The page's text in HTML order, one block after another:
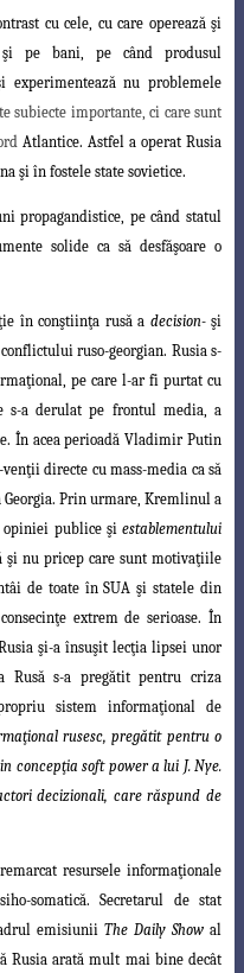
cu cele, cu care operează şi
pe bani, pe când produsul
experimentează nu problemele
subiecte importante, ci care sunt
Atlantice. Astfel a operat Rusia
şi în fostele state sovietice.
propagandistice, pe când statul
solide ca să desfăşoare o
în conştiinţa rusă a decision-şi
ruso-georgian. Rusia s-
pe care l-ar fi purtat cu
s-a derulat pe frontul media, a
În acea perioadă Vladimir Putin
venţii directe cu mass-media ca să
Prin urmare, Kremlinul a
opiniei publice şiestablementului
nu pricep care sunt motivaţiile
de toate în SUA şi statele din
extrem de serioase. În
şi-a însuşit lecţia lipsei unor
Rusă s-a pregătit pentru criza
sistem informaţional de
rusesc, pregătit pentru o
concepţia soft powera lui J. Nye.
decizionali, care răspund de
resursele informaţionale
somatică. Secretarul de stat
emisiunii The Daily Showal
Rusia arată mult mai bine decât